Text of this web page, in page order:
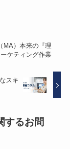
MA）本来の『理
ケティング作業
スキ
するお問